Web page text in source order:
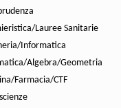
Lauree Sanitarie
Informatica
Algebra/Geometria
Farmacia/CTF